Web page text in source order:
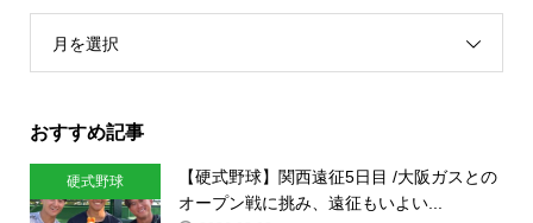
月を選択
おすすめ記事
硬式野球
【硬式野球】関西遠征5日目 /大阪ガスとの
オープン戦に挑み、遠征もいよい...